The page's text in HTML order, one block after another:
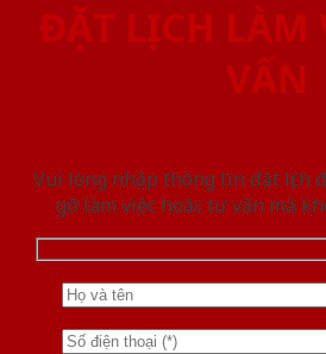
ĐẶT LỊCH LÀM
VẤN
Vui lòng nhập thông tin đặt lịch
gỡ làm việc hoăc tư vấn mà